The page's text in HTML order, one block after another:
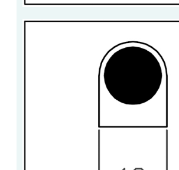
LES FIXATIONS POUR MIROIR
LES PROFILS PAROI DE VERRE
CONNECTEURS ET ASSEMBLAGE